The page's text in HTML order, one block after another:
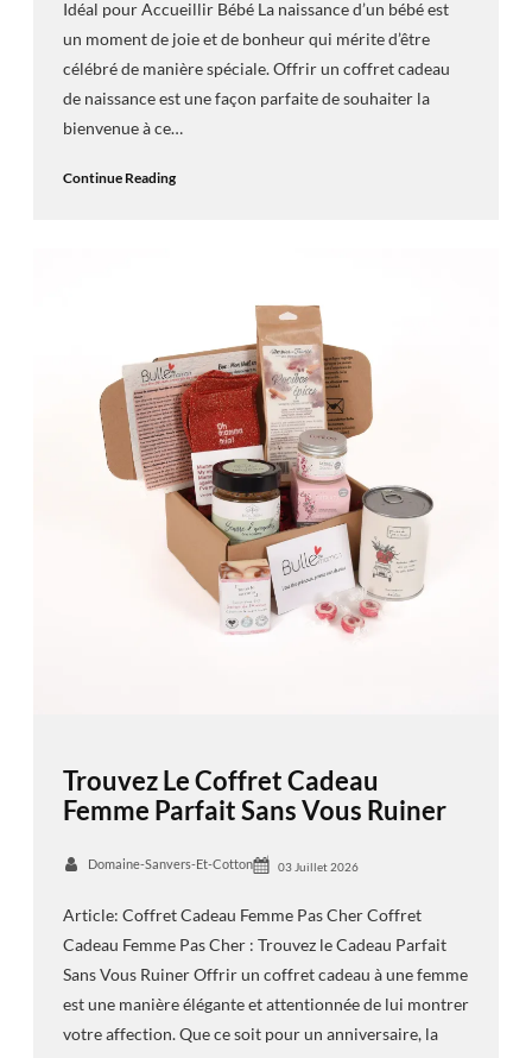
Idéal pour Accueillir Bébé La naissance d’un bébé est
un moment de joie et de bonheur qui mérite d’être
célébré de manière spéciale. Offrir un coffret cadeau
de naissance est une façon parfaite de souhaiter la
bienvenue à ce…
Continue Reading
Trouvez Le Coffret Cadeau
Femme Parfait Sans Vous Ruiner
Domaine-Sanvers-Et-Cotton 03 Juillet 2026
Article: Coffret Cadeau Femme Pas Cher Coffret
Cadeau Femme Pas Cher : Trouvez le Cadeau Parfait
Sans Vous Ruiner Offrir un coffret cadeau à une femme
est une manière élégante et attentionnée de lui montrer
votre affection. Que ce soit pour un anniversaire, la